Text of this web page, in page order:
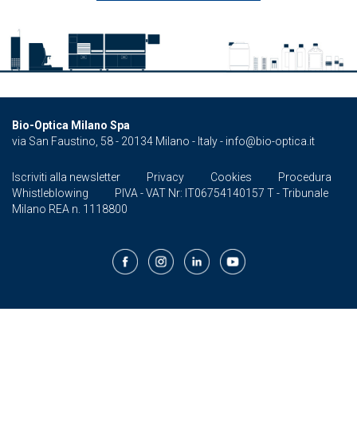
Bio-Optica Milano Spa
via San Faustino, 58 - 20134 Milano - Italy - info@bio-optica.it
Iscriviti alla newsletter Privacy Cookies
Procedura
Whistleblowing
PIVA - VAT Nr: IT06754140157 T - Tribunale
Milano REA n. 1118800